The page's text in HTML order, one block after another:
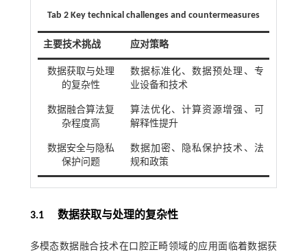
Tab 2 Key technical challenges and countermeasures
主要技术挑战 应对策略
数据获取与处理
的复杂性
数据标准化、数据预处理、专
业设备和技术
数据融合算法复
杂程度高
算法优化、计算资源增强、可
解释性提升
数据安全与隐私
保护问题
数据加密、隐私保护技术、法
规和政策
3.1 数据获取与处理的复杂性
多模态数据融合技术在口腔正畸领域的应用面临着数据获